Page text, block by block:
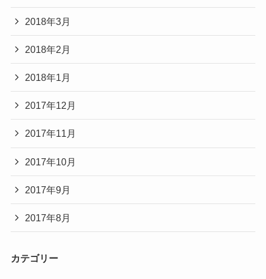
2018年3月
2018年2月
2018年1月
2017年12月
2017年11月
2017年10月
2017年9月
2017年8月
カテゴリー